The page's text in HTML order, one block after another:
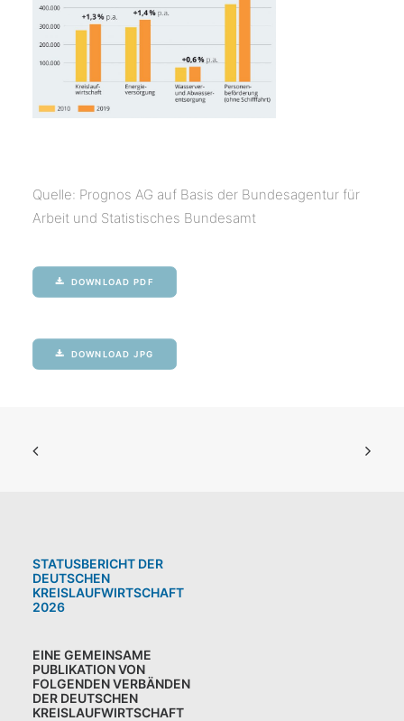
Quelle: Prognos AG auf Basis der Bundesagentur für
Arbeit und Statistisches Bundesamt
DOWNLOAD PDF
DOWNLOAD JPG
STATUSBERICHT DER
DEUTSCHEN
KREISLAUFWIRTSCHAFT
2026
EINE GEMEINSAME
PUBLIKATION VON
FOLGENDEN VERBÄNDEN
DER DEUTSCHEN
KREISLAUFWIRTSCHAFT